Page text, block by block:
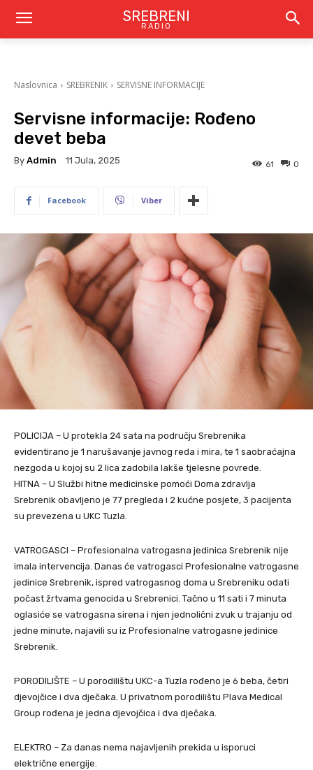
SREBRENI
RADIO
Naslovnica SREBRENIK SERVISNE INFORMACIJE
Servisne informacije: Rođeno
devet beba
By Admin 11 Jula, 2025 0
61
Facebook Viber
POLICIJA – U protekla 24 sata na području Srebrenika
evidentirano je 1 narušavanje javnog reda i mira, te 1 saobraćajna
nezgoda u kojoj su 2 lica zadobila lakše tjelesne povrede.
HITNA – U Službi hitne medicinske pomoći Doma zdravlja
Srebrenik obavljeno je 77 pregleda i 2 kućne posjete, 3 pacijenta
su prevezena u UKC Tuzla.
VATROGASCI – Profesionalna vatrogasna jedinica Srebrenik nije
imala intervencija. Danas će vatrogasci Profesionalne vatrogasne
jedinice Srebrenik, ispred vatrogasnog doma u Srebreniku odati
počast žrtvama genocida u Srebrenici. Tačno u 11 sati i 7 minuta
oglasiće se vatrogasna sirena i njen jednolični zvuk u trajanju od
jedne minute, najavili su iz Profesionalne vatrogasne jedinice
Srebrenik.
PORODILIŠTE – U porodilištu UKC-a Tuzla rođeno je 6 beba, četiri
djevojčice i dva dječaka. U privatnom porodilištu Plava Medical
Group rođena je jedna djevojčica i dva dječaka.
ELEKTRO – Za danas nema najavljenih prekida u isporuci
električne energije.